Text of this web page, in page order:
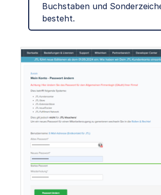
Buchstaben und
besteht.